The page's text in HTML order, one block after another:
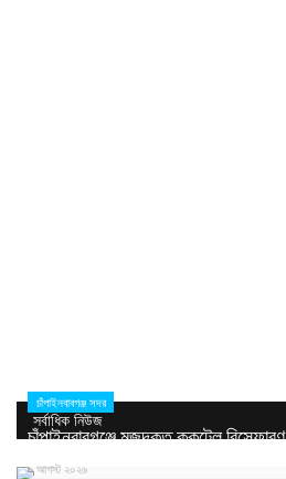
সর্বাধিক নিউজ
চাঁপাইনবাবগঞ্জ সদর
চাঁপাইনবাবগঞ্জে মজুদকৃত ককটেল বিস্ফোরণ
৯ আগস্ট ২০২৬